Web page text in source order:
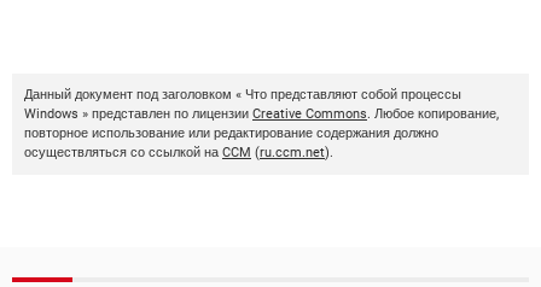
Данный документ под заголовком « Что представляют собой процессы
Windows » представлен по лицензии Creative Commons. Любое копирование,
повторное использование или редактирование содержания должно
осуществляться со ссылкой на CCM (ru.ccm.net).